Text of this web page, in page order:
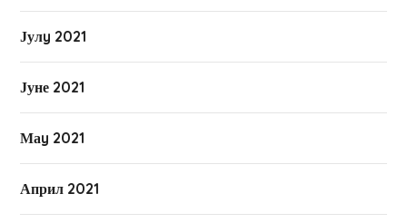
Јулy 2021
Јуне 2021
Маy 2021
Април 2021